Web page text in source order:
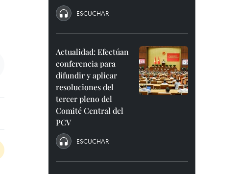
ESCUCHAR
Actualidad: Efectúan
conferencia para
difundir y aplicar
resoluciones del
tercer pleno del
Comité Central del
PCV
ESCUCHAR